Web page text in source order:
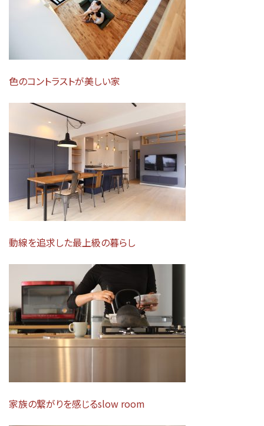
色のコントラストが美しい家
動線を追求した最上級の暮らし
家族の繋がりを感じるslow room